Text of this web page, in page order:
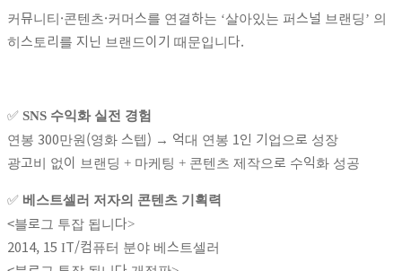
커뮤니티·콘텐츠·커머스를 연결하는 ‘살아있는 퍼스널 브랜딩’ 의
히스토리를 지닌 브랜드이기 때문입니다.
✅ SNS 수익화 실전 경험
연봉 300만원(영화 스텝) → 억대 연봉 1인 기업으로 성장
광고비 없이 브랜딩 + 마케팅 + 콘텐츠 제작으로 수익화 성공
✅ 베스트셀러 저자의 콘텐츠 기획력
<블로그 투잡 됩니다>
2014, 15 IT/컴퓨터 분야 베스트셀러